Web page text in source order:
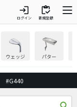
login
ログイン
inventory
新規登録
ウェッジ パター
#G440